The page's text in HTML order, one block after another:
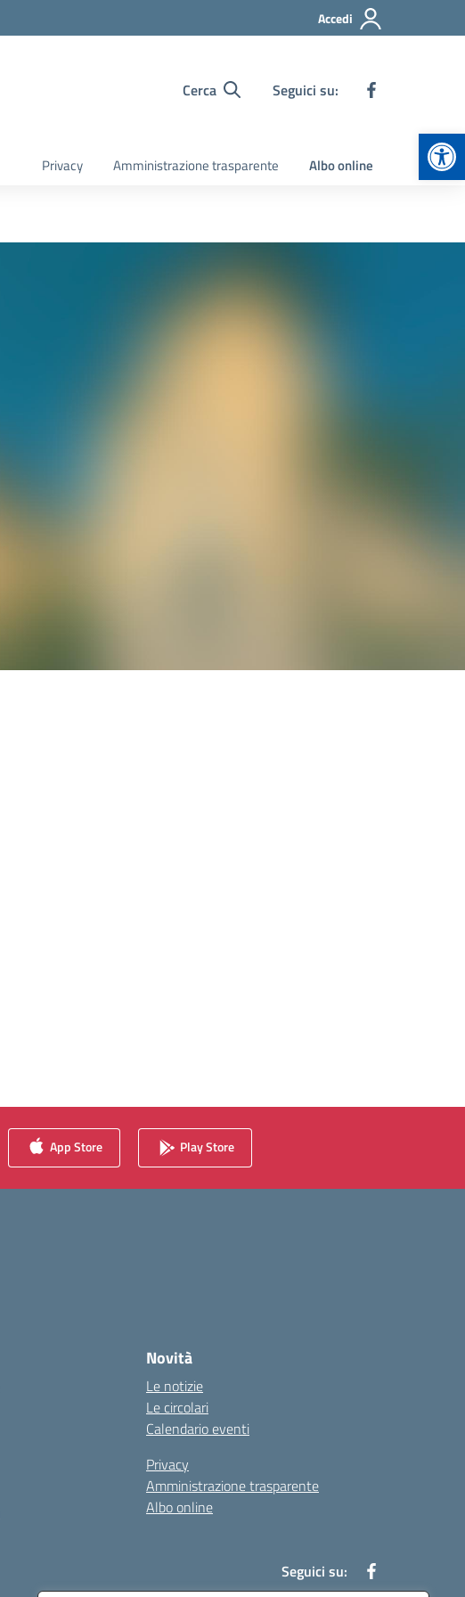
Accedi
Cerca Seguici su:
Privacy Amministrazione trasparente Albo online
App Store Play Store
Novità
Le notizie
Le circolari
Calendario eventi
Privacy
Amministrazione trasparente
Albo online
Seguici su: